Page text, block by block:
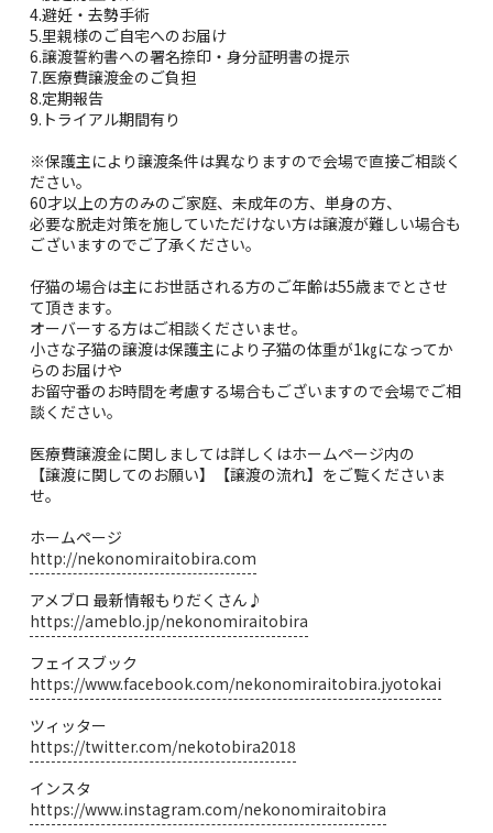
4.避妊・去勢手術
5.里親様のご自宅へのお届け
6.譲渡誓約書への署名捺印・身分証明書の提示
7.医療費譲渡金のご負担
8.定期報告
9.トライアル期間有り
※保護主により譲渡条件は異なりますので会場で直接ご相談く
ださい。
60才以上の方のみのご家庭、未成年の方、単身の方、
必要な脱走対策を施していただけない方は譲渡が難しい場合も
ございますのでご了承ください。
仔猫の場合は主にお世話される方のご年齢は55歳までとさせ
て頂きます。
オーバーする方はご相談くださいませ。
小さな子猫の譲渡は保護主により子猫の体重が1㎏になってか
らのお届けや
お留守番のお時間を考慮する場合もございますので会場でご相
談ください。
医療費譲渡金に関しましては詳しくはホームページ内の
【譲渡に関してのお願い】【譲渡の流れ】をご覧くださいま
せ。
ホームページ
http://nekonomiraitobira.com
アメブロ 最新情報もりだくさん♪
https://ameblo.jp/nekonomiraitobira
フェイスブック
https://www.facebook.com/nekonomiraitobira.jyotokai
ツィッター
https://twitter.com/nekotobira2018
インスタ
https://www.instagram.com/nekonomiraitobira